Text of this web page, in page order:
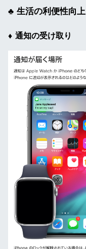
生活の利便性向上
通知の受け取り